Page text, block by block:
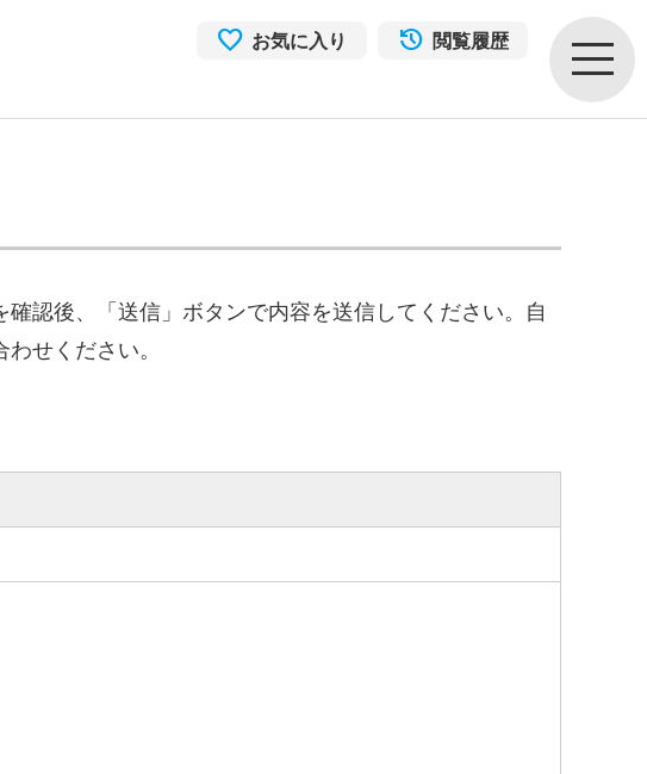
お気に入り 閲覧履歴
認後、「送信」ボタンで内容を送信してください。自
せください。